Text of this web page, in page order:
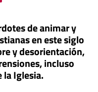
de animar y
en este siglo
y desorientación,
incluso
Iglesia.